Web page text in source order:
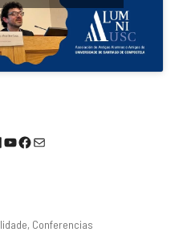
YouTube
Facebook
Correo electrónico
, Conferencias